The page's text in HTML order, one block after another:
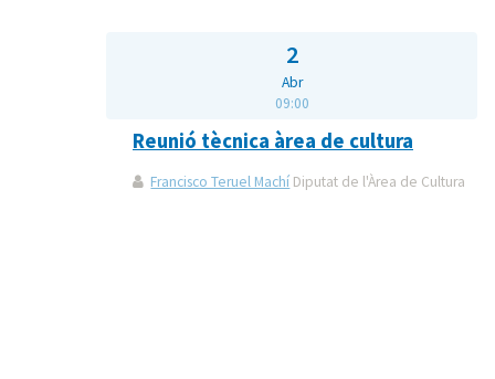
2
Abr
09:00
Reunió tècnica àrea de cultura
Francisco Teruel Machí Diputat de l'Àrea de Cultura